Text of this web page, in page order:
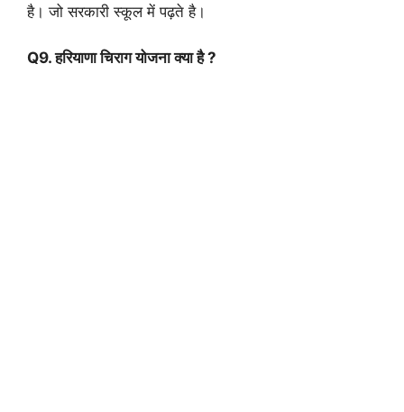
है। जो सरकारी स्कूल में पढ़ते है।
Q9. हरियाणा चिराग योजना क्या है ?